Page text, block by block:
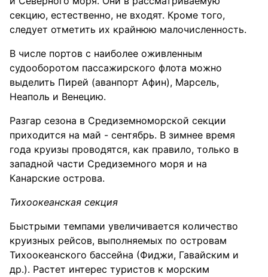
секцию, естественно, не входят. Кроме того,
следует отметить их крайнюю малочисленность.
В числе портов с наиболее оживленным
судооборотом пассажирского флота можно
выделить Пирей (аванпорт Афин), Марсель,
Неаполь и Венецию.
Разгар сезона в Средиземноморской секции
приходится на май - сентябрь. В зимнее время
года круизы проводятся, как правило, только в
западной части Средиземного моря и на
Канарские острова.
Тихоокеанская секция
Быстрыми темпами увеличивается количество
круизных рейсов, выполняемых по островам
Тихоокеанского бассейна (Фиджи, Гавайским и
др.). Растет интерес туристов к морским